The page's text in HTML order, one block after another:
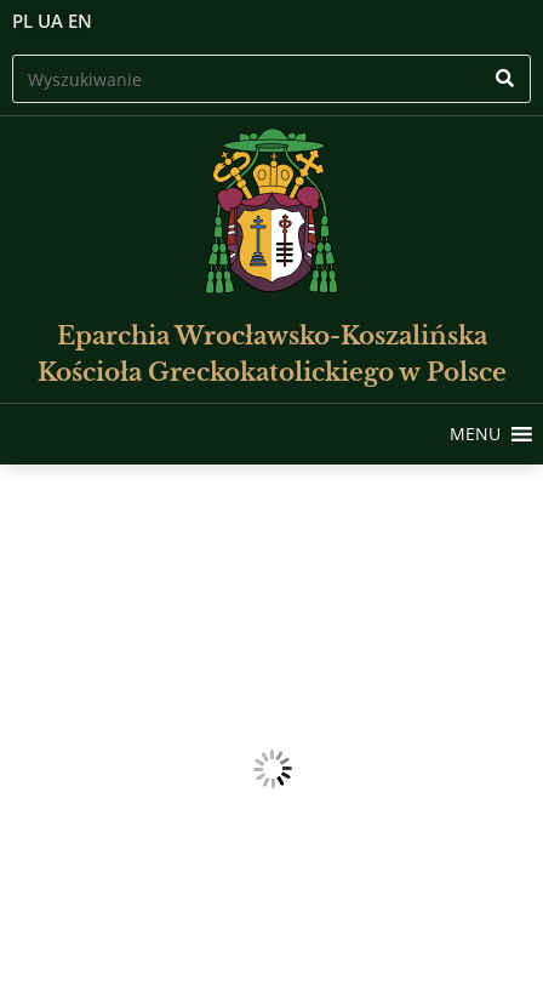
PL UA EN
Eparchia Wrocławsko-Koszalińska
Kościoła Greckokatolickiego w Polsce
MENU